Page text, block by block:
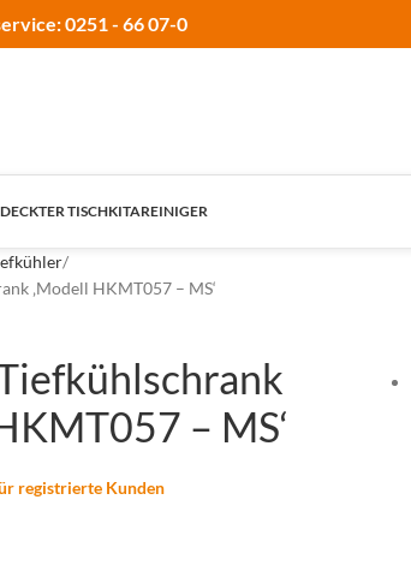
0251 - 66 07-0
TISCHKITAREINIGER
‚Modell HKMT057 – MS‘
– MS‘
registrierte Kunden